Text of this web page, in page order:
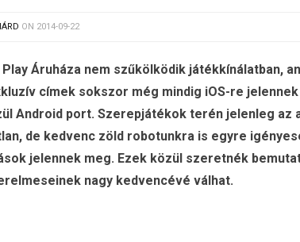
ON 2014-09-22
Áruháza nem szűkölködik játékkínálatban,
címek sokszor még mindig iOS-re
Android port. Szerepjátékok terén jelenleg az
de kedvenc zöld robotunkra is egyre
jelennek meg. Ezek közül szeretnék
nagy kedvencévé válhat.